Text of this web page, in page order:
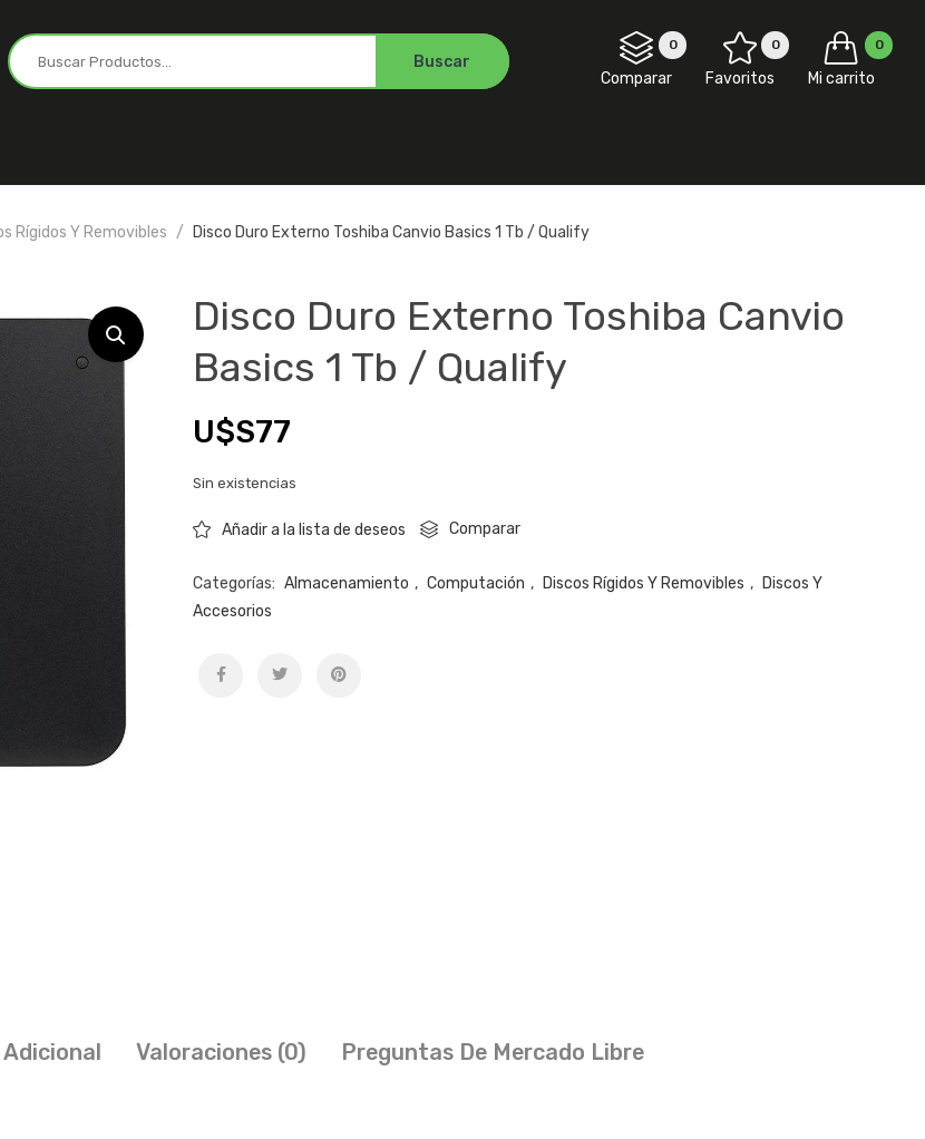
0
Comparar
0
Favoritos
0
Mi carrito
Rígidos Y Removibles Disco Duro Externo Toshiba Canvio Basics 1 Tb / Qualify
Disco Duro Externo Toshiba Canvio
Basics 1 Tb / Qualify
U$S77
Sin existencias
Añadir a la lista de deseos Comparar
Categorías: Almacenamiento , Computación , Discos Rígidos Y Removibles , Discos Y
Accesorios
Valoraciones (0) Preguntas De Mercado Libre